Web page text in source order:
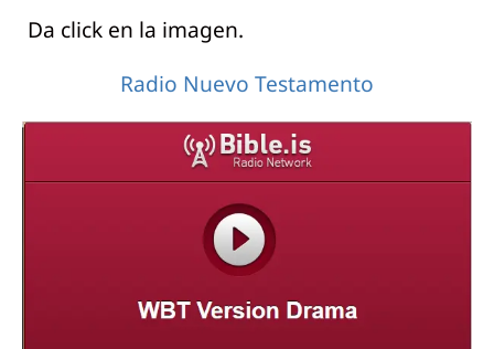
Da click en la imagen.
Radio Nuevo Testamento